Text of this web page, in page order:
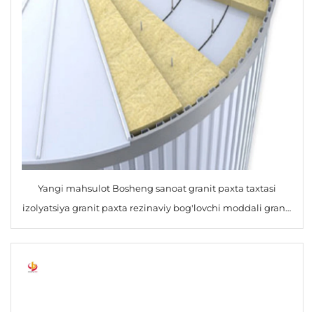
Yangi mahsulot Bosheng sanoat granit paxta taxtasi
izolyatsiya granit paxta rezinaviy bog'lovchi moddali granit
paxta bloklari Qurilish materiallari